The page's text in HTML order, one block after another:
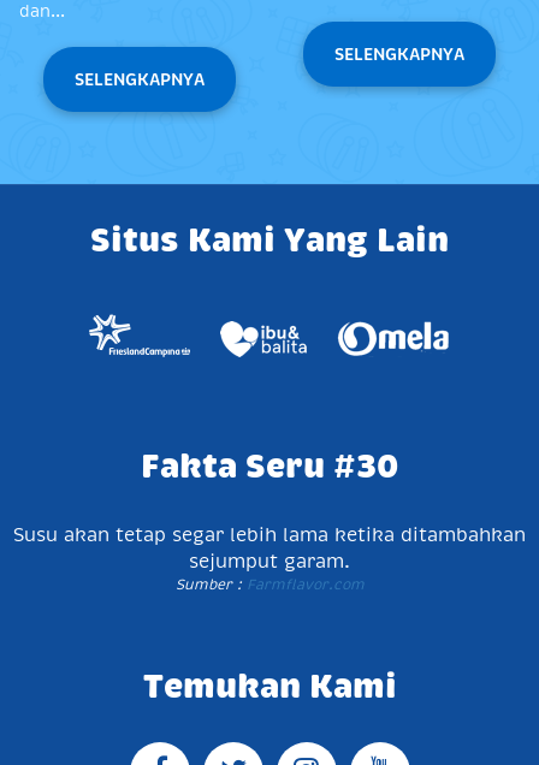
dan...
SELENGKAPNYA
SELENGKAPNYA
Situs Kami Yang Lain
Fakta Seru #30
Susu akan tetap segar lebih lama ketika ditambahkan
sejumput garam.
Sumber :Farmflavor.com
Temukan Kami